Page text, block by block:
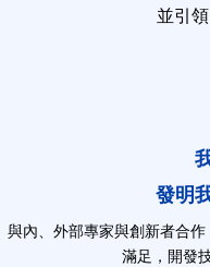
並引
發明
與內、外部專家與創新者合
滿足，開發